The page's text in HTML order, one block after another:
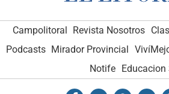
Campolitoral Revista Nosotros
Podcasts Mirador Provincial
Notife
Educacion